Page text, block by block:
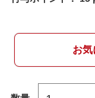
お